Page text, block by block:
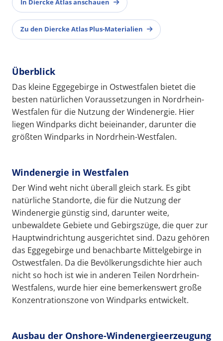
In Diercke Atlas anschauen
Zu den Diercke Atlas Plus-Materialien
Überblick
Das kleine Eggegebirge in Ostwestfalen bietet die
besten natürlichen Voraussetzungen in Nordrhein-
Westfalen für die Nutzung der Windenergie. Hier
liegen Windparks dicht beieinander, darunter die
größten Windparks in Nordrhein-Westfalen.
Windenergie in Westfalen
Der Wind weht nicht überall gleich stark. Es gibt
natürliche Standorte, die für die Nutzung der
Windenergie günstig sind, darunter weite,
unbewaldete Gebiete und Gebirgszüge, die quer zur
Hauptwindrichtung ausgerichtet sind. Dazu gehören
das Eggegebirge und benachbarte Mittelgebirge in
Ostwestfalen. Da die Bevölkerungsdichte hier auch
nicht so hoch ist wie in anderen Teilen Nordrhein-
Westfalens, wurde hier eine bemerkenswert große
Konzentrationszone von Windparks entwickelt.
Ausbau der Onshore-Windenergieerzeugung